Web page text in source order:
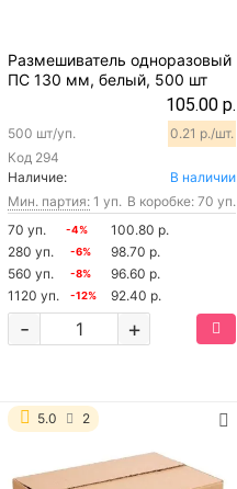
Размешиватель одноразовый
ПС 130 мм, белый, 500 шт
105.00 р.
Код 294
500 шт/уп. 0.21 р./шт.
Наличие:
В наличии
Мин. партия: 1 уп. В коробке: 70 уп.
70 уп.
-4%
100.80 р.
280 уп.
-6%
98.70 р.
560 уп.
-8%
96.60 р.
1120 уп.
-12% 92.40 р.
+
-
5.0 2